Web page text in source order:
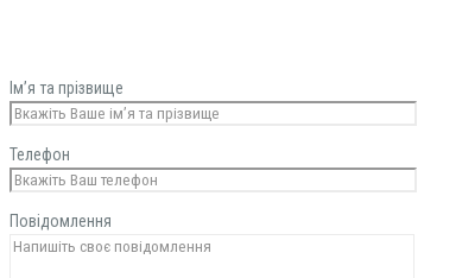
Ім’я та прізвище
Телефон
Повідомлення